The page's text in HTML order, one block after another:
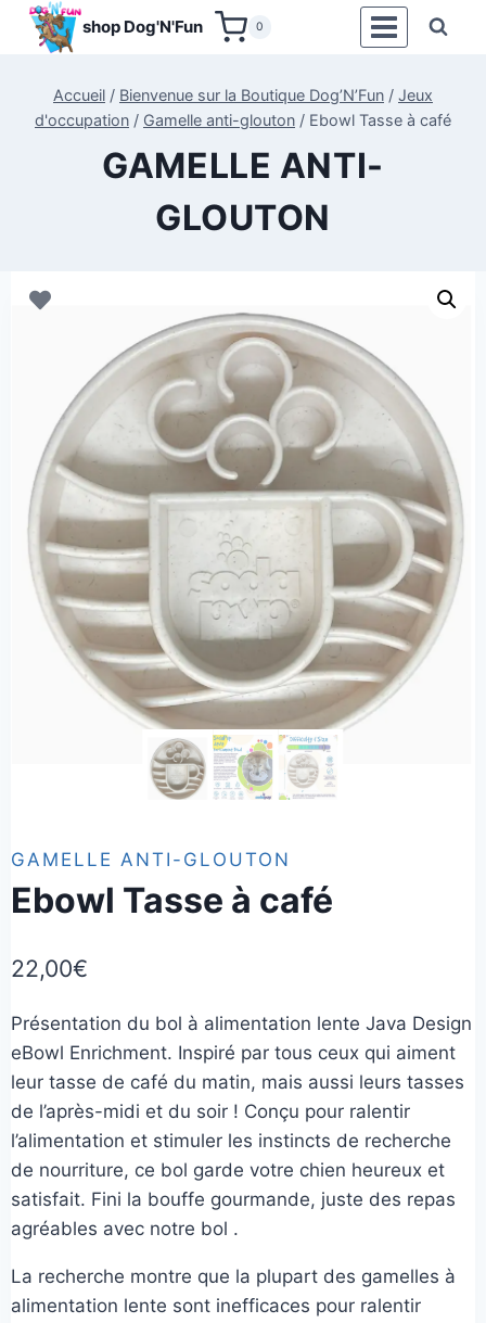
Aller
shop Dog'N'Fun 0
Accueil / Bienvenue sur la Boutique Dog’N’Fun / Jeux
d'occupation / Gamelle anti-glouton / Ebowl Tasse à café
GAMELLE ANTI-
GLOUTON
GAMELLE ANTI-GLOUTON
Ebowl Tasse à café
22,00€
Présentation du bol à alimentation lente Java Design
eBowl Enrichment. Inspiré par tous ceux qui aiment
leur tasse de café du matin, mais aussi leurs tasses
de l’après-midi et du soir ! Conçu pour ralentir
l’alimentation et stimuler les instincts de recherche
de nourriture, ce bol garde votre chien heureux et
satisfait. Fini la bouffe gourmande, juste des repas
agréables avec notre bol .
La recherche montre que la plupart des gamelles à
alimentation lente sont inefficaces pour ralentir